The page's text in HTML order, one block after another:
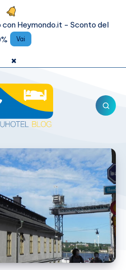
con Heymondo.it - Sconto del
Vai
×